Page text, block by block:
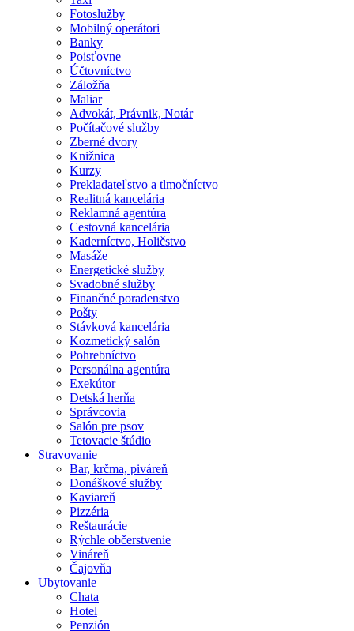
Fotoslužby
Mobilný operátori
Banky
Poisťovne
Účtovníctvo
Záložňa
Maliar
Advokát, Právnik, Notár
Počítačové služby
Zberné dvory
Knižnica
Kurzy
Prekladateľstvo a tlmočníctvo
Realitná kancelária
Reklamná agentúra
Cestovná kancelária
Kaderníctvo, Holičstvo
Masáže
Energetické služby
Svadobné služby
Finančné poradenstvo
Pošty
Stávková kancelária
Kozmetický salón
Pohrebníctvo
Personálna agentúra
Exekútor
Detská herňa
Správcovia
Salón pre psov
Tetovacie štúdio
Stravovanie
Bar, krčma, piváreň
Donáškové služby
Kaviareň
Pizzéria
Reštaurácie
Rýchle občerstvenie
Vináreň
Čajovňa
Ubytovanie
Chata
Hotel
Penzión